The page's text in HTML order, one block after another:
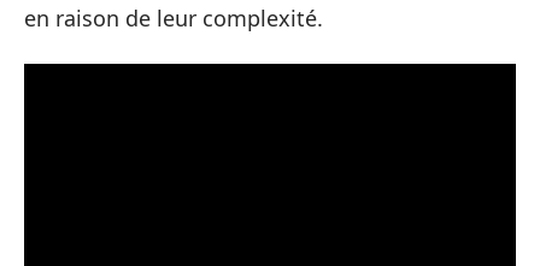
en raison de leur complexité.